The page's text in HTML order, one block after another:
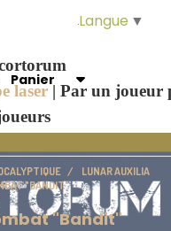
laser |Par un joueur
Panier
LUNAR AUXILIA
"BANDIT"
"Bandit"
Langue ▼